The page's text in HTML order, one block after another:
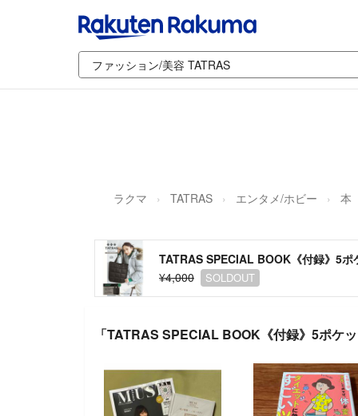
ラクマ TATRAS エンタメ/ホビー 本
TATRAS SPECIAL BOOK《付録》5ポ
¥4,000
SOLDOUT
「TATRAS SPECIAL BOOK《付録》5ポケ